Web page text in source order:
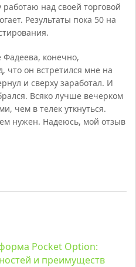
над своей торговой
Результаты пока 50 на
Фадеева, конечно,
что он встретился мне на
и сверху заработал. И
Всяко лучше вечерком
чем в телек уткнуться.
нужен. Надеюсь, мой отзыв
Pocket Option:
и преимуществ